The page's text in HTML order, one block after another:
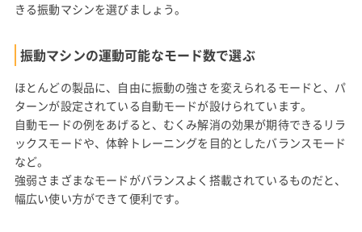
きる振動マシンを選びましょう。
振動マシンの運動可能なモード数で選ぶ
ほとんどの製品に、自由に振動の強さを変えられるモードと、パ
ターンが設定されている自動モードが設けられています。
自動モードの例をあげると、むくみ解消の効果が期待できるリラ
ックスモードや、体幹トレーニングを目的としたバランスモード
など。
強弱さまざまなモードがバランスよく搭載されているものだと、
幅広い使い方ができて便利です。